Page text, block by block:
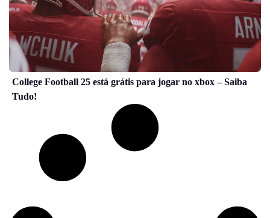
College Football 25 está grátis para jogar no xbox – Saiba
Tudo!